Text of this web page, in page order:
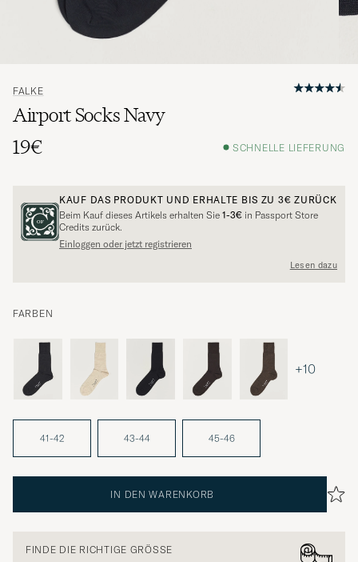
FALKE
Airport Socks Navy
19€
SCHNELLE LIEFERUNG
KAUF DAS PRODUKT UND ERHALTE BIS ZU 3€ ZURÜCK
Beim Kauf dieses Artikels erhalten Sie 1-3€ in Passport Store
Credits zurück.
Einloggen oder jetzt registrieren
Lesen dazu
FARBEN
+10
41-42 43-44 45-46
IN DEN WARENKORB
FINDE DIE RICHTIGE GRÖSSE